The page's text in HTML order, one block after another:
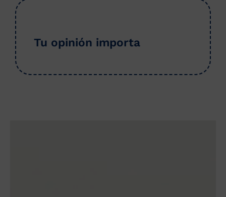
Tu opinión importa